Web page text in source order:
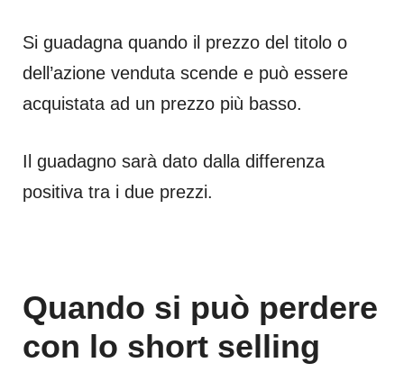
Si guadagna quando il prezzo del titolo o
dell’azione venduta scende e può essere
acquistata ad un prezzo più basso.
Il guadagno sarà dato dalla differenza
positiva tra i due prezzi.
Quando si può perdere
con lo short selling